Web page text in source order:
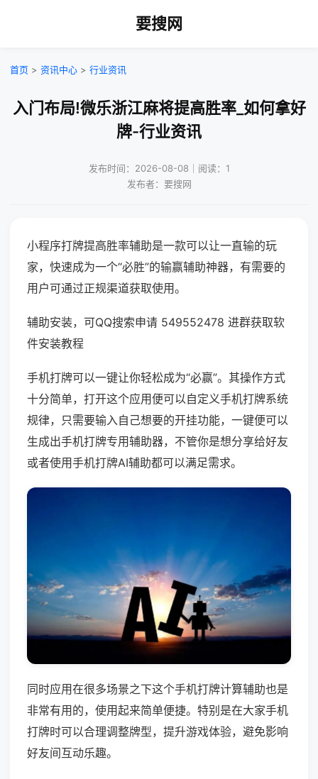
要搜网
首页 > 资讯中心 > 行业资讯
入门布局!微乐浙江麻将提高胜率_如何拿好
牌-行业资讯
发布时间：2026-08-08｜阅读：1
发布者：要搜网
小程序打牌提高胜率辅助是一款可以让一直输的玩
家，快速成为一个“必胜”的输赢辅助神器，有需要的
用户可通过正规渠道获取使用。
辅助安装，可QQ搜索申请 549552478 进群获取软
件安装教程
手机打牌可以一键让你轻松成为“必赢”。其操作方式
十分简单，打开这个应用便可以自定义手机打牌系统
规律，只需要输入自己想要的开挂功能，一键便可以
生成出手机打牌专用辅助器，不管你是想分享给好友
或者使用手机打牌AI辅助都可以满足需求。
同时应用在很多场景之下这个手机打牌计算辅助也是
非常有用的，使用起来简单便捷。特别是在大家手机
打牌时可以合理调整牌型，提升游戏体验，避免影响
好友间互动乐趣。